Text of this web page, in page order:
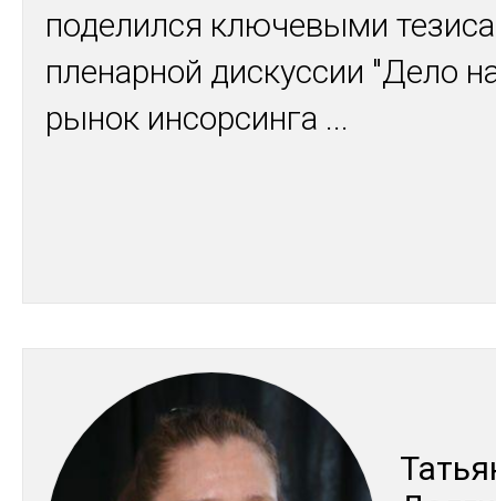
поделился ключевыми
пленарной дискуссии "Дело
рынок инсорсинга ...